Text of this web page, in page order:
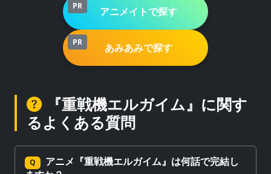
PR アニメイトで探す
PR あみあみで探す
『重戦機エルガイム』に関す
るよくある質問
Q
アニメ『重戦機エルガイム』は何話で完結し